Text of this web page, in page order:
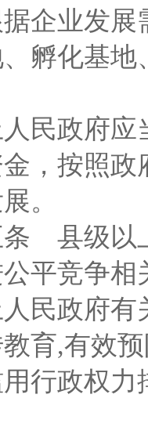
企业发
孵化基
政府应
，按照
。
县级以上
平竞争
政府有
育,有效
行政权